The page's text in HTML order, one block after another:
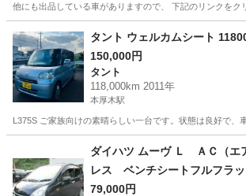
他にも出品している車がありますので、 下記のリンクを
神奈川 相模原市 相武台前駅 ハイゼット
タント ウェルカムシート
150,000円
タント
118,000km 2011年
本厚木駅
L375S ご家族向けの素晴らしい一台です。状態は良好で
本厚木駅 タント
ダイハツ ムーヴ Ｌ ＡＣ（
レス ベンチシートフルフラ
ク パワステ フロントベンチ
79,000円